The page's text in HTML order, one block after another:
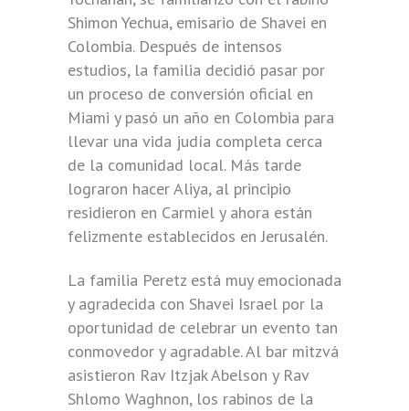
Shimon Yechua, emisario de Shavei en
Colombia. Después de intensos
estudios, la familia decidió pasar por
un proceso de conversión oficial en
Miami y pasó un año en Colombia para
llevar una vida judía completa cerca
de la comunidad local. Más tarde
lograron hacer Aliya, al principio
residieron en Carmiel y ahora están
felizmente establecidos en Jerusalén.
La familia Peretz está muy emocionada
y agradecida con Shavei Israel por la
oportunidad de celebrar un evento tan
conmovedor y agradable. Al bar mitzvá
asistieron Rav Itzjak Abelson y Rav
Shlomo Waghnon, los rabinos de la